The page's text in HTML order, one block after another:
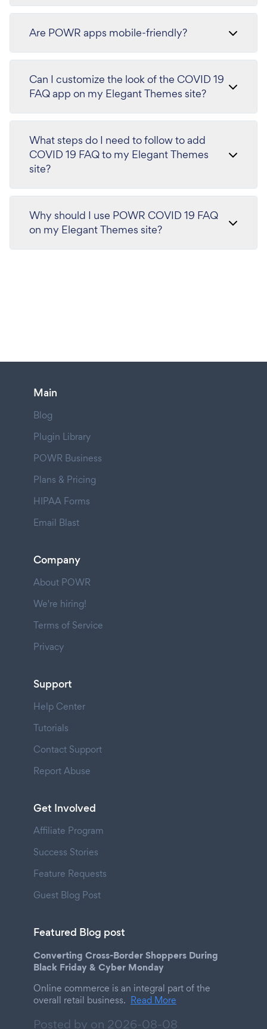
Are POWR apps mobile-friendly?
Can I customize the look of the COVID 19
FAQ app on my Elegant Themes site?
What steps do I need to follow to add
COVID 19 FAQ to my Elegant Themes
site?
Why should I use POWR COVID 19 FAQ
on my Elegant Themes site?
Main
Blog
Plugin Library
POWR Business
Plans & Pricing
HIPAA Forms
Email Blast
Company
About POWR
We're hiring!
Terms of Service
Privacy
Support
Help Center
Tutorials
Contact Support
Report Abuse
Get Involved
Affiliate Program
Success Stories
Feature Requests
Guest Blog Post
Featured Blog post
Converting Cross-Border Shoppers During
Black Friday & Cyber Monday
Online commerce is an integral part of the
overall retail business. Read More
Posted by on 2026-08-08